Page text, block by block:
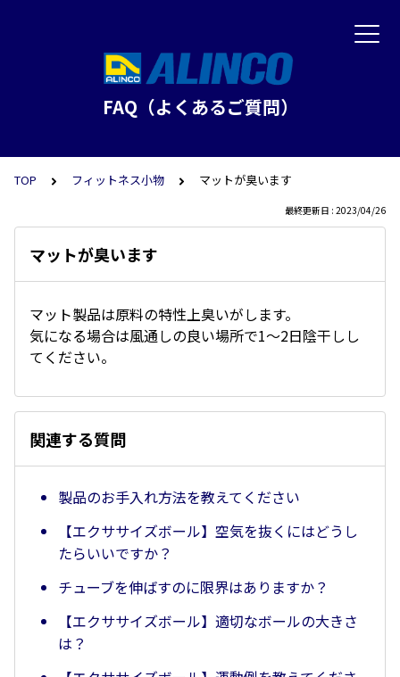
FAQ（よくあるご質問）
TOP フィットネス小物 マットが臭います
最終更新日 : 2023/04/26
マットが臭います
マット製品は原料の特性上臭いがします。
気になる場合は風通しの良い場所で1～2日陰干しし
てください。
関連する質問
製品のお手入れ方法を教えてください
【エクササイズボール】空気を抜くにはどうし
たらいいですか？
チューブを伸ばすのに限界はありますか？
【エクササイズボール】適切なボールの大きさ
は？